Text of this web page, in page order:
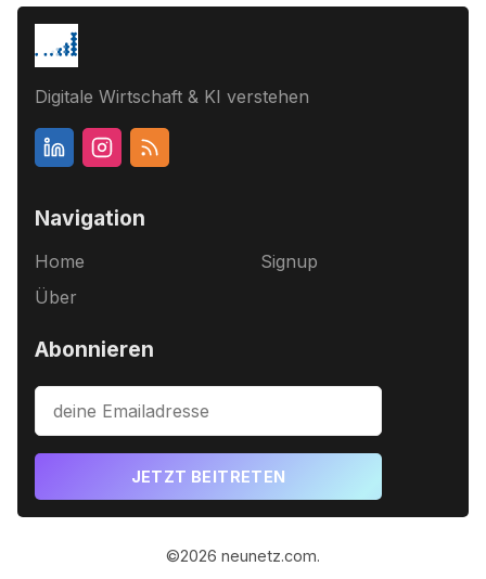
Digitale Wirtschaft & KI verstehen
Navigation
Home
Über
Signup
Abonnieren
JETZT BEITRETEN
©2026 neunetz.com.